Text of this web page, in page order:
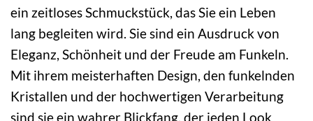
ein zeitloses Schmuckstück, das Sie ein Leben
lang begleiten wird. Sie sind ein Ausdruck von
Eleganz, Schönheit und der Freude am Funkeln.
Mit ihrem meisterhaften Design, den funkelnden
Kristallen und der hochwertigen Verarbeitung
sind sie ein wahrer Blickfang, der jeden Look